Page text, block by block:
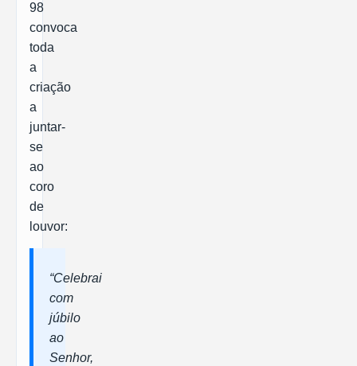
98
convoca
toda
a
criação
a
juntar-
se
ao
coro
de
louvor:
“Celebrai
com
júbilo
ao
Senhor,